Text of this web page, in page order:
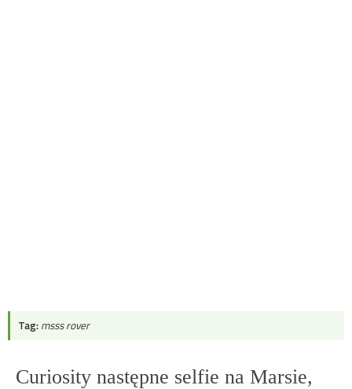
Tag: msss rover
Curiosity następne selfie na Marsie,